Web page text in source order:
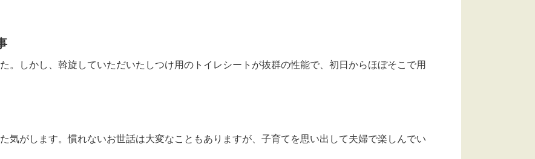
。しかし、斡旋していただいたしつけ用のトイレシートが抜群の性能で、初日からほぼそこで用
気がします。慣れないお世話は大変なこともありますが、子育てを思い出して夫婦で楽しんでい